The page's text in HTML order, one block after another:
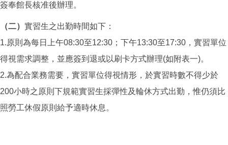
簽奉館長核准後辦理。
（二） 實習生之出勤時間如下：
1.原則為每日上午08:30至12:30；下午13:30至17:30，實習單位
得視需求調整，並應簽到退或以刷卡方式辦理(如附表一)。
2.為配合業務需要，實習單位得視情形，於實習時數不得少於
200小時之原則下規範實習生採彈性及輪休方式出勤，惟仍須比
照勞工休假原則給予適時休息。